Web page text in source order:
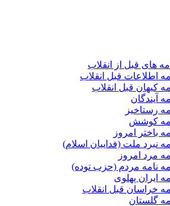
های قبل از انقلاب
اطلاعات قبل انقلاب
کیهان قبل انقلاب
آیندگان
رستاخیز
کوشش
باختر امروز
نبرد ملت (فداییان اسلام)
مرد امروز
نامه مردم (حزب توده)
ایران پهلوی
خراسان قبل انقلاب
گلستان